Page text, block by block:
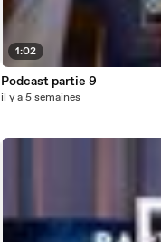
1:02
Podcast partie 9
il y a 5 semaines